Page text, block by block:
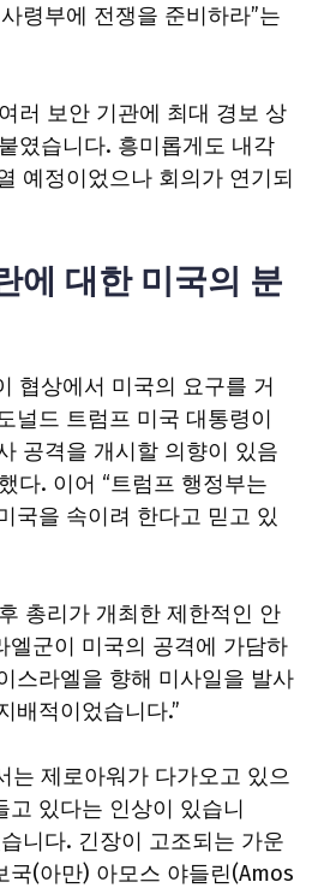
령부에 전쟁을 준비하라”는
러 보안 기관에 최대 경보 상
였습니다. 흥미롭게도 내각
예정이었으나 회의가 연기되
에 대한 미국의 분
협상에서 미국의 요구를 거
널드 트럼프 미국 대통령이
공격을 개시할 의향이 있음
다. 이어 “트럼프 행정부는
국을 속이려 한다고 믿고 있
총리가 개최한 제한적인 안
엘군이 미국의 공격에 가담하
스라엘을 향해 미사일을 발사
배적이었습니다.”
는 제로아워가 다가오고 있으
고 있다는 인상이 있습니
니다. 긴장이 고조되는 가운
국(아만) 아모스 야들린(Amos